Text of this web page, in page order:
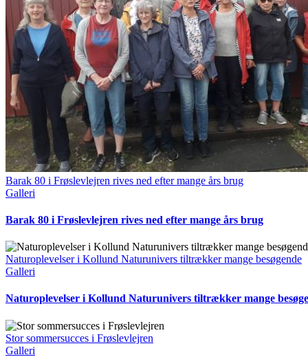
Barak 80 i Frøslevlejren rives ned efter mange års brug
Galleri
Barak 80 i Frøslevlejren rives ned efter mange års brug
Naturoplevelser i Kollund Naturunivers tiltrækker mange besøgende
Galleri
Naturoplevelser i Kollund Naturunivers tiltrækker mange
Stor sommersucces i Frøslevlejren
Galleri